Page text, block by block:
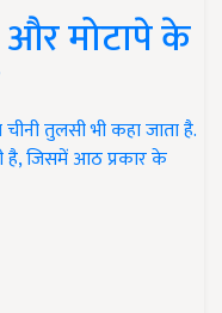
और मोटापे के
चीनी तुलसी भी कहा जाता है.
है, जिसमें आठ प्रकार के